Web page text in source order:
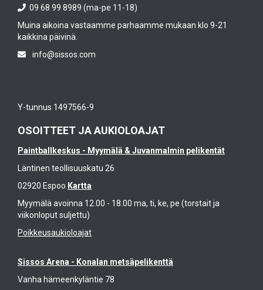
09 68 99 8989 (ma-pe 11-18)
Muina aikoina vastaamme parhaamme mukaan klo 9-21
kaikkina päivinä.
info@sissos.com
Y-tunnus 1497566-9
OSOITTEET JA AUKIOLOAJAT
Paintballkeskus - Myymälä & Juvanmalmin pelikentät
Läntinen teollisuuskatu 26
02920 Espoo Kartta
Myymälä avoinna 12.00 - 18.00 ma, ti, ke, pe (torstait ja
viikonloput suljettu)
Poikkeusaukioloajat
Sissos Arena - Konalan metsäpelikenttä
Vanha hämeenkyläntie 78